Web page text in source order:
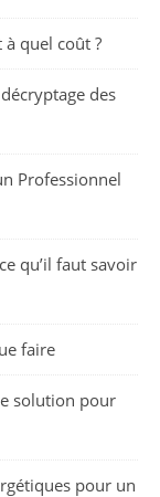
quel coût ?
des
Professionnel
qu’il faut savoir
faire
solution pour
pour un